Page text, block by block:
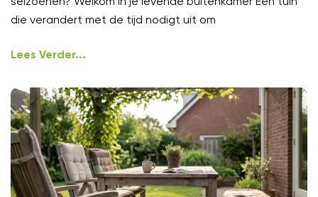
die verandert met de tijd nodigt uit om
Lees Verder...